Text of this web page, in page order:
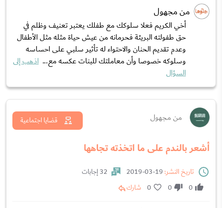
من مجهول
أخي الكريم فعلا سلوكك مع طفلك يعتبر تعنيف وظلم في
حق طفولته البريئة فحرمانه من عيش حياة مثله مثل الأطفال
وعدم تقديم الحنان والاحتواء له تأثير سلبي على احساسه
وسلوكه خصوصا وأن معاملتك للبنات عكسه مع... اذهب إلى
السؤال
من مجهول
أشعر بالندم على ما اتخذته تجاهها
قضايا اجتماعية
تاريخ النشر:
32 إجابات
0
0
0 شارك